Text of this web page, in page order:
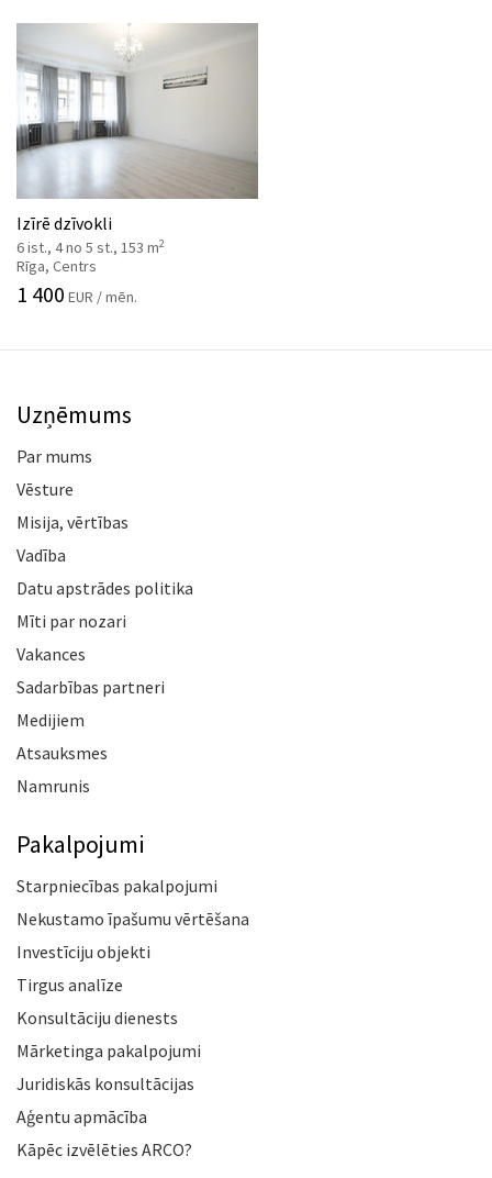
Izīrē dzīvokli
6 ist., 4 no 5 st., 153 m2
Rīga, Centrs
1 400 EUR / mēn.
Uzņēmums
Par mums
Vēsture
Misija, vērtības
Vadība
Datu apstrādes politika
Mīti par nozari
Vakances
Sadarbības partneri
Medijiem
Atsauksmes
Namrunis
Pakalpojumi
Starpniecības pakalpojumi
Nekustamo īpašumu vērtēšana
Investīciju objekti
Tirgus analīze
Konsultāciju dienests
Mārketinga pakalpojumi
Juridiskās konsultācijas
Aģentu apmācība
Kāpēc izvēlēties ARCO?